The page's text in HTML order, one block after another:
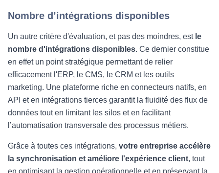
Nombre d’intégrations disponibles
Un autre critère d'évaluation, et pas des moindres, estle
nombre d'intégrations disponibles. Ce dernier constitue
en effet un point stratégique permettant de relier
efficacement l'ERP, le CMS, le CRM et les outils
marketing. Une plateforme riche en connecteurs natifs, en
API et en intégrations tierces garantit la fluidité des flux de
données tout en limitant les silos et en facilitant
l’automatisation transversale des processus métiers.
Grâce à toutes ces intégrations, votre entreprise accélère
la synchronisation et améliore l'expérience client, tout
en optimisant la gestion opérationnelle et en préservant la